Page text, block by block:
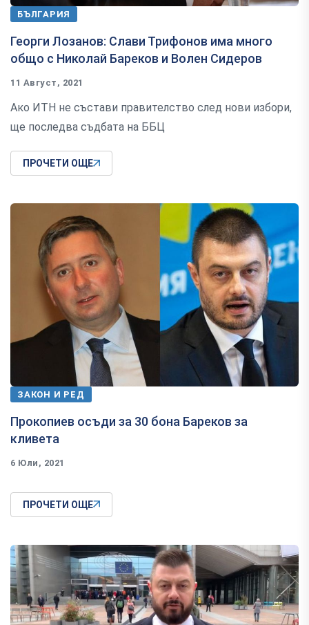
БЪЛГАРИЯ
Георги Лозанов: Слави Трифонов има много
общо с Николай Бареков и Волен Сидеров
11 Август, 2021
Ако ИТН не състави правителство след нови избори,
ще последва съдбата на ББЦ
ПРОЧЕТИ ОЩЕ
ЗАКОН И РЕД
Прокопиев осъди за 30 бона Бареков за
кливета
6 Юли, 2021
ПРОЧЕТИ ОЩЕ